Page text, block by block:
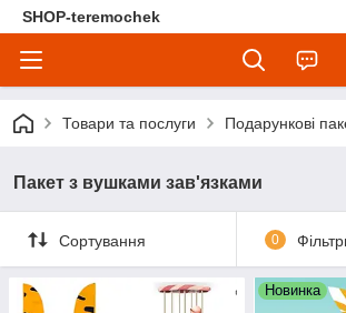
SHOP-teremochek
Товари та послуги Подарункові
Пакет з вушками зав'язками
Сортування 0
Новинка